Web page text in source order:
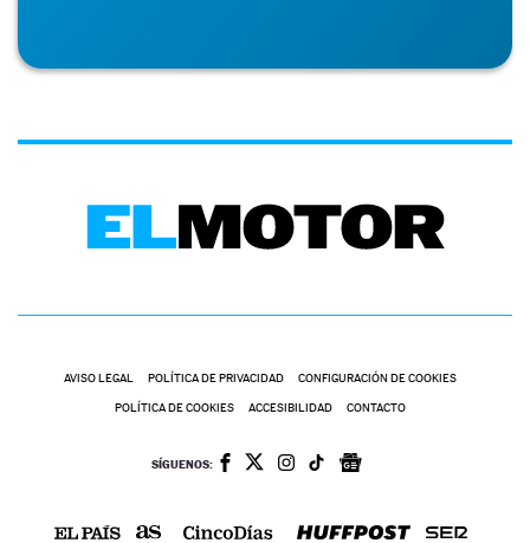
AVISO LEGAL POLÍTICA DE PRIVACIDAD CONFIGURACIÓN DE COOKIES
POLÍTICA DE COOKIES ACCESIBILIDAD CONTACTO
SÍGUENOS: